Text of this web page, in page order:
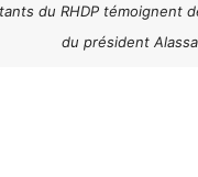
du RHDP témoignent
du président